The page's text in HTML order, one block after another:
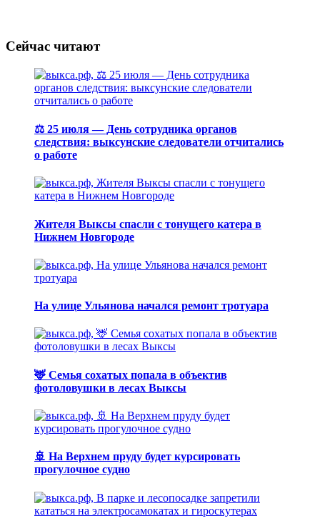
Сейчас читают
⚖️ 25 июля — День сотрудника органов
следствия: выксунские следователи отчитались
о работе
Жителя Выксы спасли с тонущего катера в
Нижнем Новгороде
На улице Ульянова начался ремонт тротуара
🦌 Семья сохатых попала в объектив
фотоловушки в лесах Выксы
🚢 На Верхнем пруду будет курсировать
прогулочное судно